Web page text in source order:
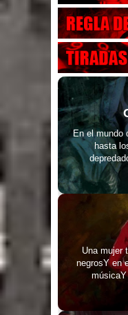
En el mundo
hasta
Una mujer
negrosY en